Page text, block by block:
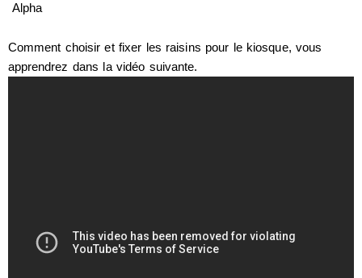
Alpha
Comment choisir et fixer les raisins pour le kiosque, vous
apprendrez dans la vidéo suivante.